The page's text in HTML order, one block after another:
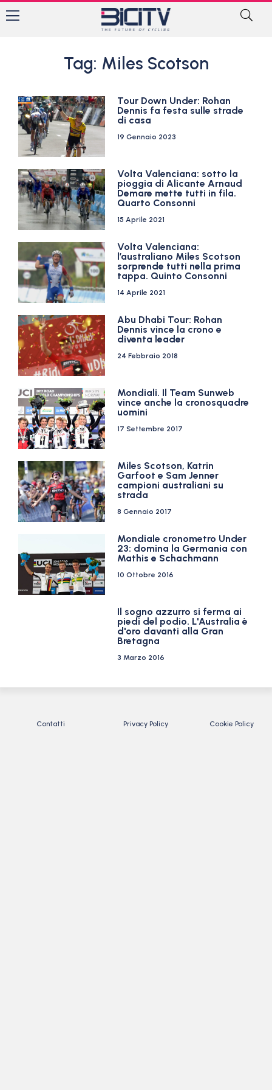
Tag: Miles Scotson
Tour Down Under: Rohan
Dennis fa festa sulle strade
di casa
19 Gennaio 2023
Volta Valenciana: sotto la
pioggia di Alicante Arnaud
Demare mette tutti in fila.
Quarto Consonni
15 Aprile 2021
Volta Valenciana:
l’australiano Miles Scotson
sorprende tutti nella prima
tappa. Quinto Consonni
14 Aprile 2021
Abu Dhabi Tour: Rohan
Dennis vince la crono e
diventa leader
24 Febbraio 2018
Mondiali. Il Team Sunweb
vince anche la cronosquadre
uomini
17 Settembre 2017
Miles Scotson, Katrin
Garfoot e Sam Jenner
campioni australiani su
strada
8 Gennaio 2017
Mondiale cronometro Under
23: domina la Germania con
Mathis e Schachmann
10 Ottobre 2016
Il sogno azzurro si ferma ai
piedi del podio. L'Australia è
d'oro davanti alla Gran
Bretagna
3 Marzo 2016
Contatti Privacy Policy Cookie Policy